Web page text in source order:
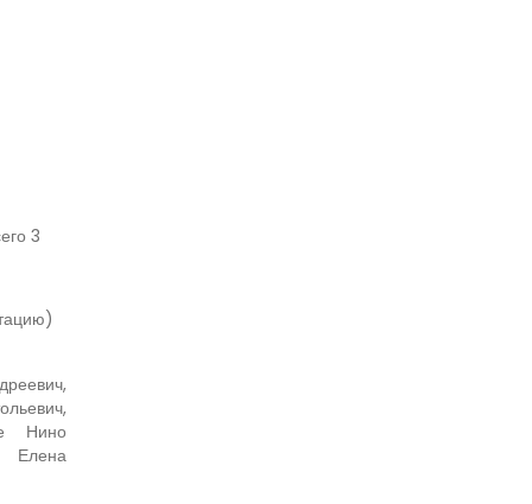
3
Нино
Елена